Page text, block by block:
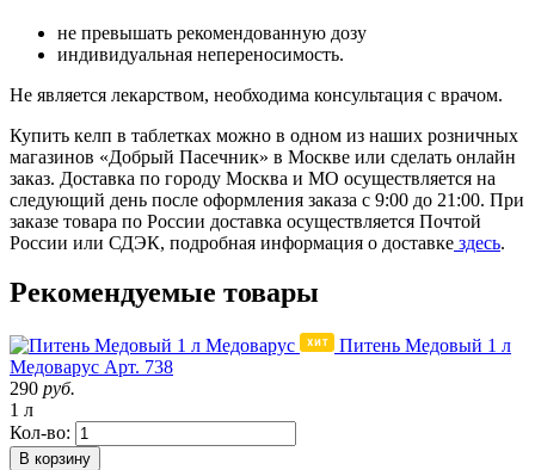
не превышать рекомендованную дозу
индивидуальная непереносимость.
Не является лекарством, необходима консультация с врачом.
Купить келп в таблетках можно в одном из наших розничных
магазинов «Добрый Пасечник» в Москве или сделать онлайн
заказ. Доставка по городу Москва и МО осуществляется на
следующий день после оформления заказа с 9:00 до 21:00. При
заказе товара по России доставка осуществляется Почтой
России или СДЭК, подробная информация о доставке здесь.
Рекомендуемые товары
Питень Медовый 1 л
Медоварус Арт. 738
290 руб.
1 л
Кол-во:
В корзину